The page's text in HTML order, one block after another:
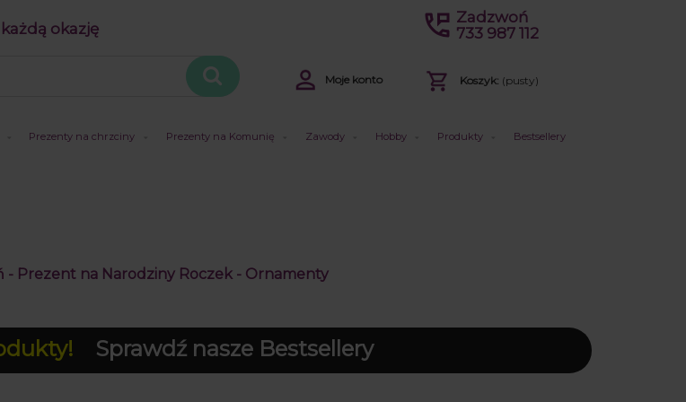
okazję
Zadzwoń
733 987 112
Koszyk: (pusty)
Moje konto
Prezenty na chrzciny Prezenty na Komunię Zawody Hobby Produkty Bestsellery
- Prezent na Narodziny Roczek - Ornamenty
Sprawdź nasze Bestsellery